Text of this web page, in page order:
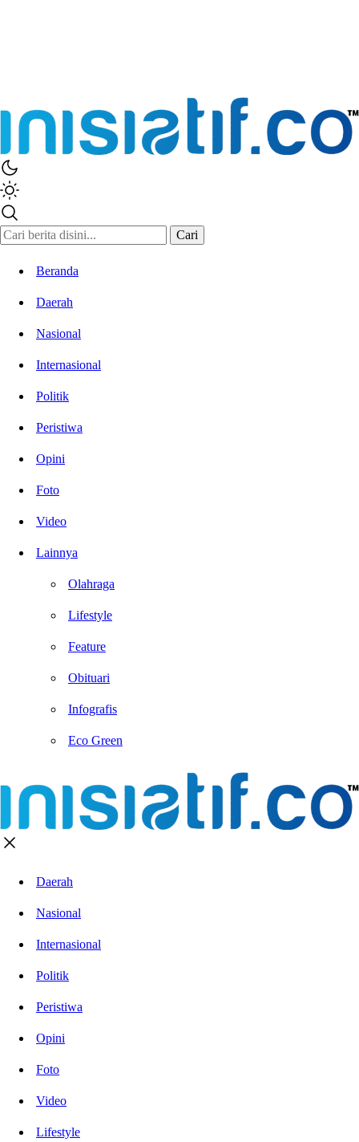
Cari
Beranda
Daerah
Nasional
Internasional
Politik
Peristiwa
Opini
Foto
Video
Lainnya
Olahraga
Lifestyle
Feature
Obituari
Infografis
Eco Green
Daerah
Nasional
Internasional
Politik
Peristiwa
Opini
Foto
Video
Lifestyle